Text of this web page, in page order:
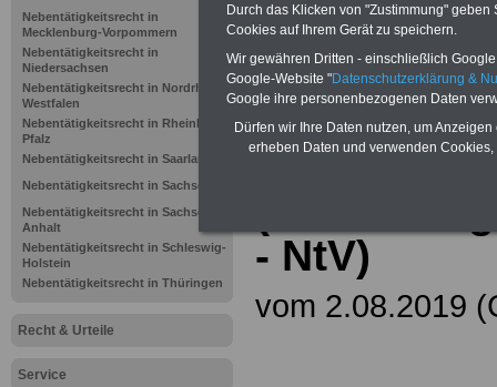
Nebentätigkeitsrecht in
Mecklenburg-Vorpommern
Nebentätigkeitsrecht in
Niedersachsen
Nebentätigkeitsrecht in Nordrhein-
Westfalen
Nebentätigkeitsrecht in Rheinland-
Pfalz
Nebentätigkeitsrecht in Saarland
Nebentätigkeitsrecht in Sachsen
Nebentätigkeitsrecht in Sachsen-
Anhalt
Nebentätigkeitsrecht in Schleswig-
Holstein
Nebentätigkeitsrecht in Thüringen
Recht & Urteile
Service
im Land
- NtV)
vom 2.08.2019
Durch das Klicken von "Zustimmung"
Cookies auf Ihrem Gerät zu speichern.
Wir gewähren Dritten - einschließlich
Google-Website "Datenschutzerklärung &
Google ihre personenbezogenen Daten
Dürfen wir Ihre Daten nutzen, um
erheben Daten und verwenden